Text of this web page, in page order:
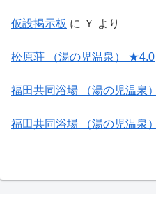
仮設掲示板 に Ｙ より
松原荘 （湯の児温泉） ★4.0
福田共同浴場 （湯の児温泉
福田共同浴場 （湯の児温泉